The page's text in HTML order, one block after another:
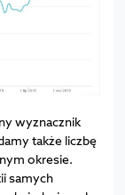
wyznacznik
także liczbę
okresie.
samych